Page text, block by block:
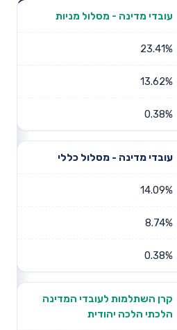
תשואה
עובדי מדינה - מסלול מניות
23.41%
13.62%
0.38%
עובדי מדינה - מסלול כללי
14.09%
8.74%
0.38%
קרן השתלמות לעובדי המדינה
הלכתי הלכה יהודית